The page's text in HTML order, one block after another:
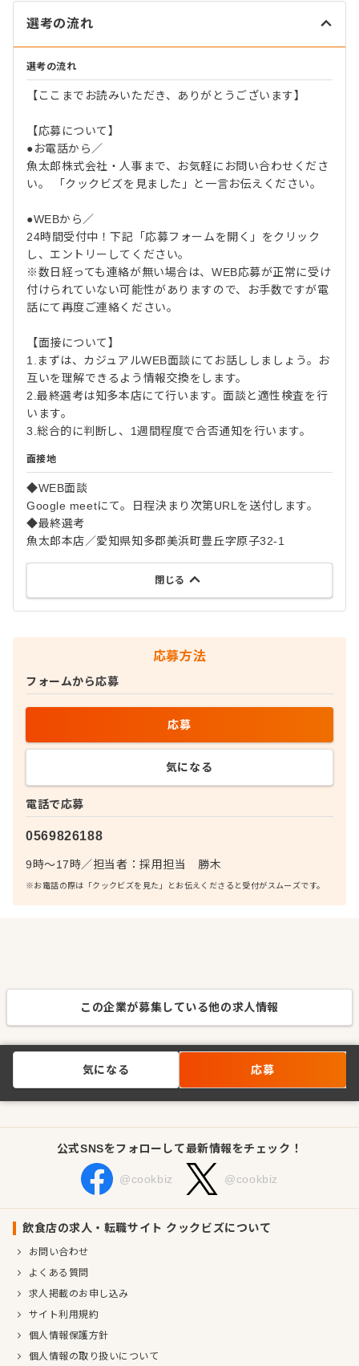
選考の流れ
選考の流れ
【ここまでお読みいただき、ありがとうございます】
【応募について】
●お電話から／
魚太郎株式会社・人事まで、お気軽にお問い合わせくださ
い。 「クックビズを見ました」と一言お伝えください。
●WEBから／
24時間受付中！下記「応募フォームを開く」をクリック
し、エントリーしてください。
※数日経っても連絡が無い場合は、WEB応募が正常に受け
付けられていない可能性がありますので、お手数ですが電
話にて再度ご連絡ください。
【面接について】
1.まずは、カジュアルWEB面談にてお話ししましょう。お
互いを理解できるよう情報交換をします。
2.最終選考は知多本店にて行います。面談と適性検査を行
います。
3.総合的に判断し、1週間程度で合否通知を行います。
面接地
◆WEB面談
Google meetにて。日程決まり次第URLを送付します。
◆最終選考
魚太郎本店／愛知県知多郡美浜町豊丘字原子32-1
閉じる
応募方法
電話で応募
0569826188
9時～17時／担当者：採用担当 勝木
※お電話の際は「クックビズを見た」とお伝えくださると受付がスムーズです。
フォームから応募
応募
気になる
この企業が募集している他の求人情報
気になる 応募
公式SNSをフォローして最新情報をチェック！
@cookbiz @cookbiz
飲食店の求人・転職サイト クックビズについて
お問い合わせ
よくある質問
求人掲載のお申し込み
サイト利用規約
個人情報保護方針
個人情報の取り扱いについて